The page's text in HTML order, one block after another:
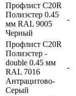
Профлист С20R
Полиэстер 0.45
мм RAL 9005
Черный
-
Профлист С20R
Полиэстер -
double 0.45 мм
RAL 7016
Антрацитово-
Серый
-